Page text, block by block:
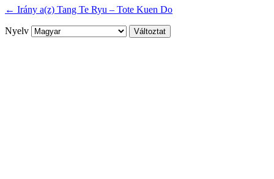
← Irány a(z) Tang Te Ryu – Tote Kuen Do
Nyelv